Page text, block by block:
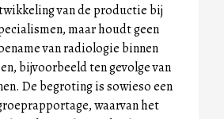
van de productie bij
maar houdt geen
van radiologie binnen
bijvoorbeeld ten gevolge van
De begroting is sowieso een
waarvan het